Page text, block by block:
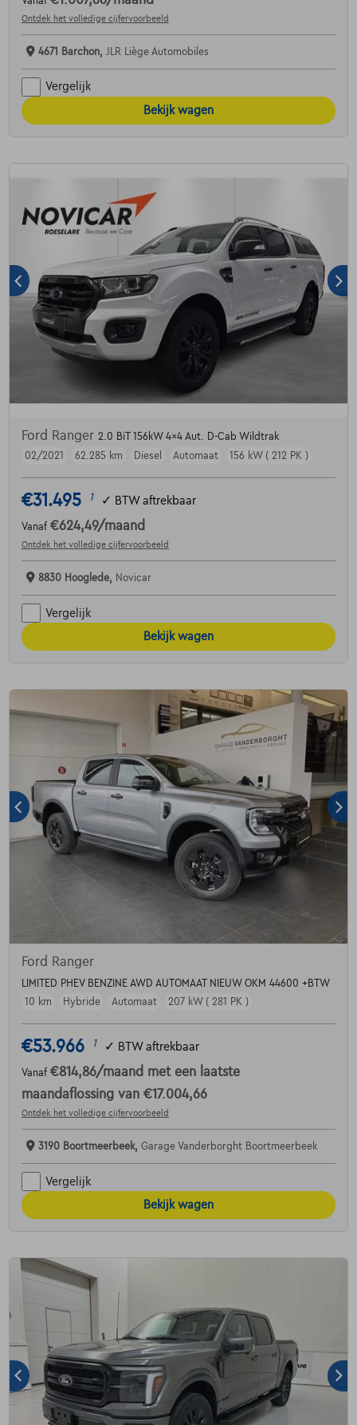
Ontdek het volledige cijfervoorbeeld
4671 Barchon, JLR Liège Automobiles
Vergelijk
Bekijk wagen
Ford Ranger 2.0 BiT 156kW 4x4 Aut. D-Cab Wildtrak
02/2021
62.285 km Diesel Automaat 156 kW ( 212 PK )
€31.495 1 ✓ BTW aftrekbaar
Vanaf €624,49/maand
Ontdek het volledige cijfervoorbeeld
8830 Hooglede, Novicar
Vergelijk
Bekijk wagen
Ford Ranger
LIMITED PHEV BENZINE AWD AUTOMAAT NIEUW OKM 44600 +BTW
10 km
Hybride Automaat 207 kW ( 281 PK )
€53.966 1 ✓ BTW aftrekbaar
Vanaf €814,86/maand met een laatste
maandaflossing van €17.004,66
Ontdek het volledige cijfervoorbeeld
3190 Boortmeerbeek, Garage Vanderborght Boortmeerbeek
Vergelijk
Bekijk wagen